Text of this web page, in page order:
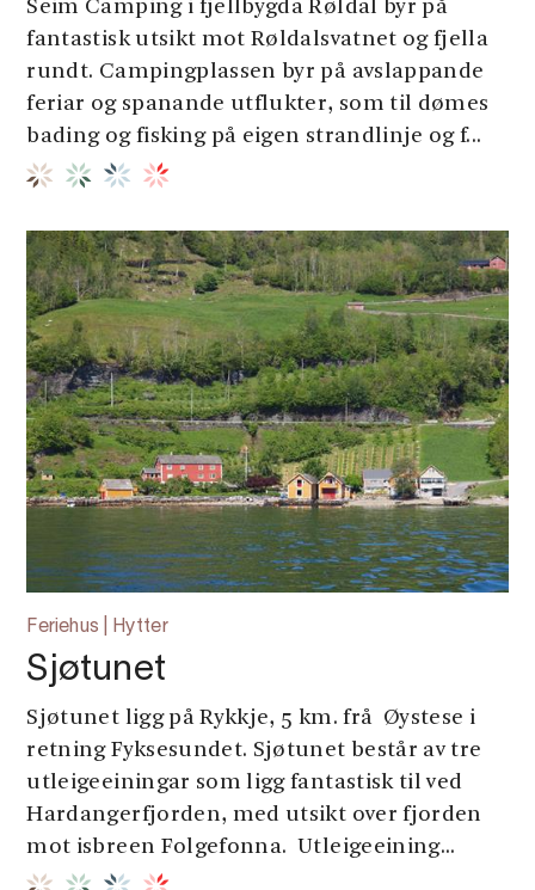
Seim Camping i fjellbygda Røldal byr på
fantastisk utsikt mot Røldalsvatnet og fjella
rundt. Campingplassen byr på avslappande
feriar og spanande utflukter, som til dømes
bading og fisking på eigen strandlinje og f...
Feriehus | Hytter
Sjøtunet
Sjøtunet ligg på Rykkje, 5 km. frå Øystese i
retning Fyksesundet. Sjøtunet består av tre
utleigeeiningar som ligg fantastisk til ved
Hardangerfjorden, med utsikt over fjorden
mot isbreen Folgefonna. Utleigeeining...